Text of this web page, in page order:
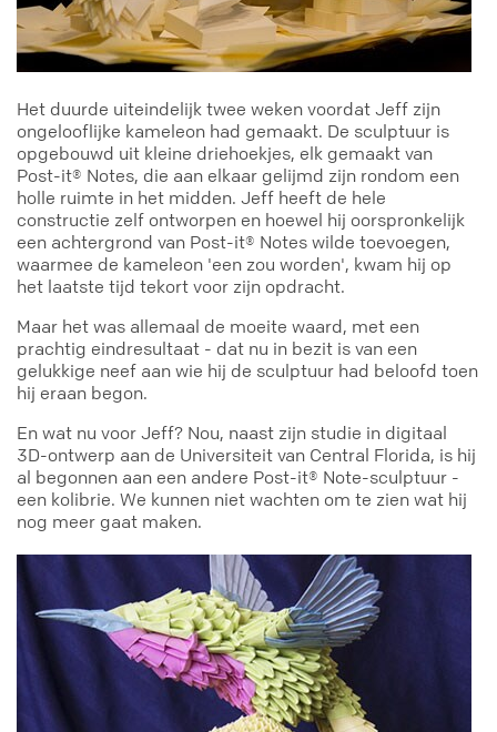
Het duurde uiteindelijk twee weken voordat Jeff zijn
ongelooflijke kameleon had gemaakt. De sculptuur is
opgebouwd uit kleine driehoekjes, elk gemaakt van
Post-it® Notes, die aan elkaar gelijmd zijn rondom een
holle ruimte in het midden. Jeff heeft de hele
constructie zelf ontworpen en hoewel hij oorspronkelijk
een achtergrond van Post-it® Notes wilde toevoegen,
waarmee de kameleon 'een zou worden', kwam hij op
het laatste tijd tekort voor zijn opdracht.
Maar het was allemaal de moeite waard, met een
prachtig eindresultaat - dat nu in bezit is van een
gelukkige neef aan wie hij de sculptuur had beloofd toen
hij eraan begon.
En wat nu voor Jeff? Nou, naast zijn studie in digitaal
3D-ontwerp aan de Universiteit van Central Florida, is hij
al begonnen aan een andere Post-it® Note-sculptuur -
een kolibrie. We kunnen niet wachten om te zien wat hij
nog meer gaat maken.